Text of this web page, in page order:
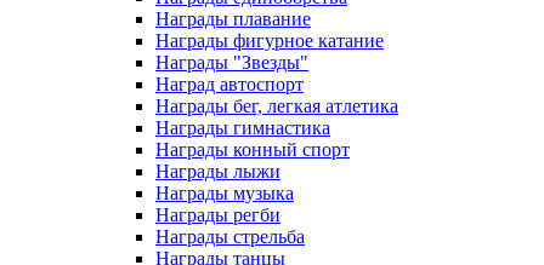
Награды плавание
Награды фигурное катание
Награды "Звезды"
Наград автоспорт
Награды бег, легкая атлетика
Награды гимнастика
Награды конный спорт
Награды лыжи
Награды музыка
Награды регби
Награды стрельба
Награды танцы